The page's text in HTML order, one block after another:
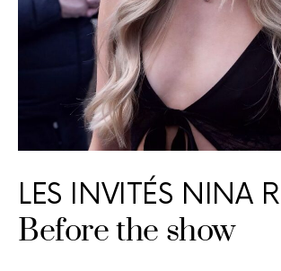
LES INVITÉS NINA
Before the show